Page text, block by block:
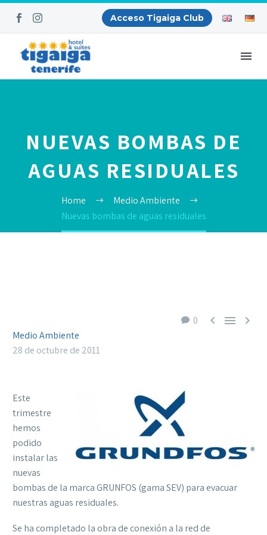
Acceso Tigaiga Club
NUEVAS BOMBAS DE
AGUAS RESIDUALES
Home
Medio Ambiente
Nuevas bombas de aguas residuales
0   
Medio Ambiente
28 de octubre de 2011
Este
trimestre
hemos
podido
instalar las
nuevas
bombas de la marca GRUNFOS (gama SEV) para evacuar
nuestras aguas residuales.
Se ha completado la obra de conexión a la red de